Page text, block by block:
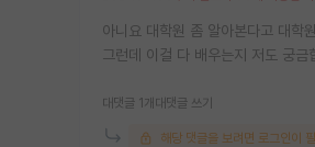
아니요 대학원 좀 알아본다고 대학
그런데 이걸 다 배우는지 저도 궁금
대댓글 1개 대댓글 쓰기
해당 댓글을 보려면 로그인이